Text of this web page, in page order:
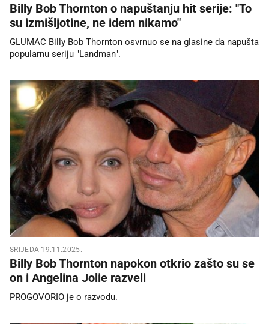
Billy Bob Thornton o napuštanju hit serije: "To
su izmišljotine, ne idem nikamo"
GLUMAC Billy Bob Thornton osvrnuo se na glasine da napušta
popularnu seriju "Landman".
SRIJEDA 19.11.2025.
Billy Bob Thornton napokon otkrio zašto su se
on i Angelina Jolie razveli
PROGOVORIO je o razvodu.